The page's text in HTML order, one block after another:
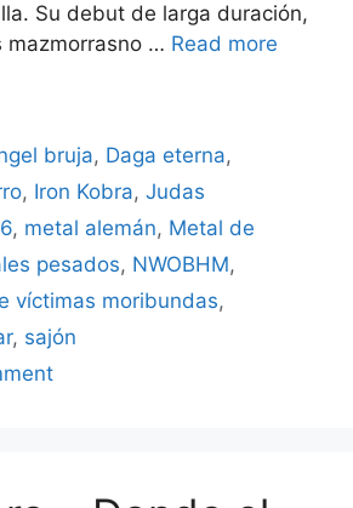
Su debut de larga duración,
mazmorrasno … Read more
bruja, Daga eterna,
, Iron Kobra, Judas
, metal alemán, Metal de
pesados, NWOBHM,
víctimas moribundas,
, sajón